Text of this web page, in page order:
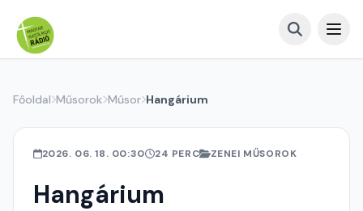
Főoldal Műsorok Műsor Hangárium
2026. 06. 18. 00:30 24 PERC ZENEI MŰSOROK
Hangárium